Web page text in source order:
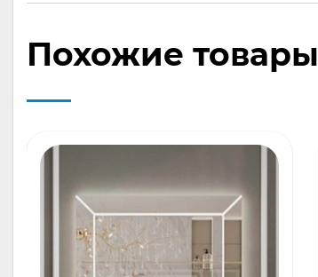
Похожие товары